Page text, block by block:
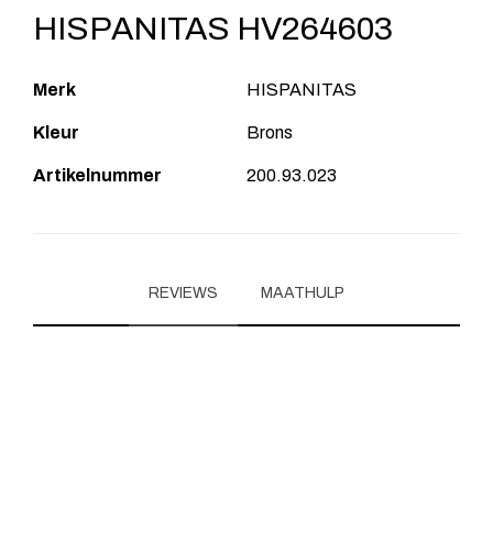
HISPANITAS HV264603
Merk HISPANITAS
Kleur Brons
Artikelnummer 200.93.023
REVIEWS MAATHULP